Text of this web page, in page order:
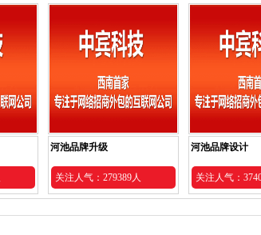
河池品牌升级
关注人气：279389人
河池品牌设计
关注人气：